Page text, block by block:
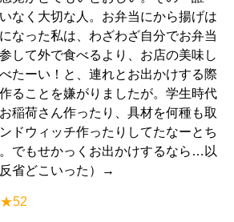
なく大切な人。お弁当にから揚げは
なった私は、わざわざ自分でお弁当
して外で食べるより、お店の美味し
たーい！と、連れとお出かけする際
ることを嫌がりましたが。学生時代
稲荷さん作ったり、具材を何種も取
ドウィッチ作ったりしてたなーとち
でもせかっくお出かけするなら…以
省どこいった）→
★52